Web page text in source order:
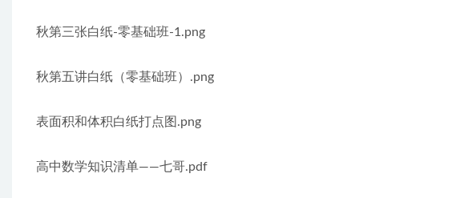
秋第三张白纸-零基础班-1.png
秋第五讲白纸（零基础班）.png
表面积和体积白纸打点图.png
高中数学知识清单——七哥.pdf